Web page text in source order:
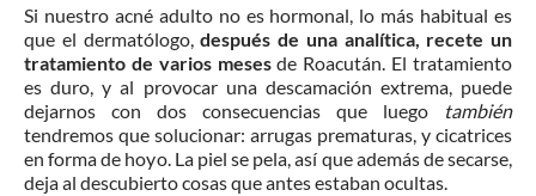
Si nuestro acné adulto no es hormonal, lo más habitual es
que el dermatólogo,después de una analítica, recete un
tratamiento de varios mesesde Roacután. El tratamiento
es duro, y al provocar una descamación extrema, puede
dejarnos con dos consecuencias que luego
también
tendremos que solucionar: arrugas prematuras, y cicatrices
en forma de hoyo. La piel se pela, así que además de secarse,
deja al descubierto cosas que antes estaban ocultas.